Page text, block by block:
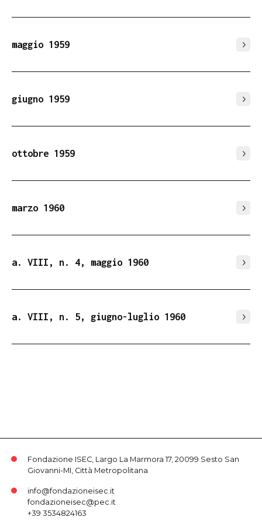
maggio 1959
giugno 1959
ottobre 1959
marzo 1960
a. VIII, n. 4, maggio 1960
a. VIII, n. 5, giugno-luglio 1960
Fondazione ISEC, Largo La Marmora 17, 20099 Sesto San
Giovanni-MI, Città Metropolitana
info@fondazioneisec.it
fondazioneisec@pec.it
+39 3534824163